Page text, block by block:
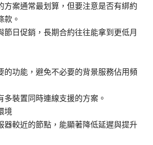
方案通常最划算，但要注意是否有綁約
款。
節日促銷，長期合約往往能拿到更低月
的功能，避免不必要的背景服務佔用頻
多裝置同時連線支援的方案。
境
器較近的節點，能顯著降低延遲與提升